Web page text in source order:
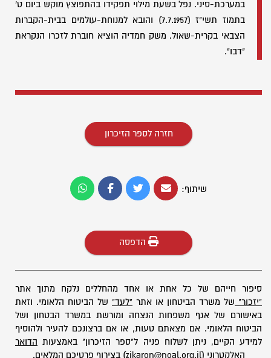
במערכת-סיני. נפל בשעת מילוי תפקידו בהתפוצץ מוקש ביום ט'
בתמוז תשי"ז (7.7.1957) והובא למנוחת-עולמים בבית-הקברות
הצבאי בקרית-שאול. משק חמדיה הוציא חוברת לזכרו הנקראת
"דבו".
חזרה לספר הזיכרון
שיתוף:
הדפסה
סיפור חייהם של כל אחת או אחד מהחללים נלקח מתוך אתר
"יזכור" של משרד הביטחון או אתר "לעד" של הביטוח הלאומי. וזאת
באישורם של אגף משפחות הנצחה ומורשת במשרד הבטחון ושל
הביטוח הלאומי. אם מצאתם טעות, או אם ברצונכם להעיר ולהוסיף
למידע הקיים, ניתן לשלוח פניה ל"ספר הזיכרון" באמצעות הדואר
האלקטרוני (zikaron@noal.org.il) בצירוף פרטיכם המלאים.